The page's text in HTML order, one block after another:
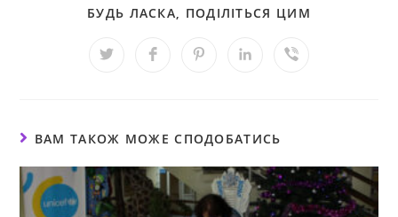
БУДЬ ЛАСКА, ПОДІЛІТЬСЯ ЦИМ
ВАМ ТАКОЖ МОЖЕ СПОДОБАТИСЬ